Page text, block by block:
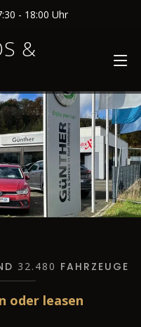
- 18:00 Uhr
&
32.480 FAHRZEUGE
oder leasen